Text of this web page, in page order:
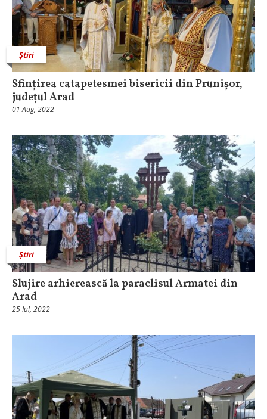
Știri
Sfințirea catapetesmei bisericii din Prunișor,
județul Arad
01 Aug, 2022
Știri
Slujire arhierească la paraclisul Armatei din
Arad
25 Iul, 2022